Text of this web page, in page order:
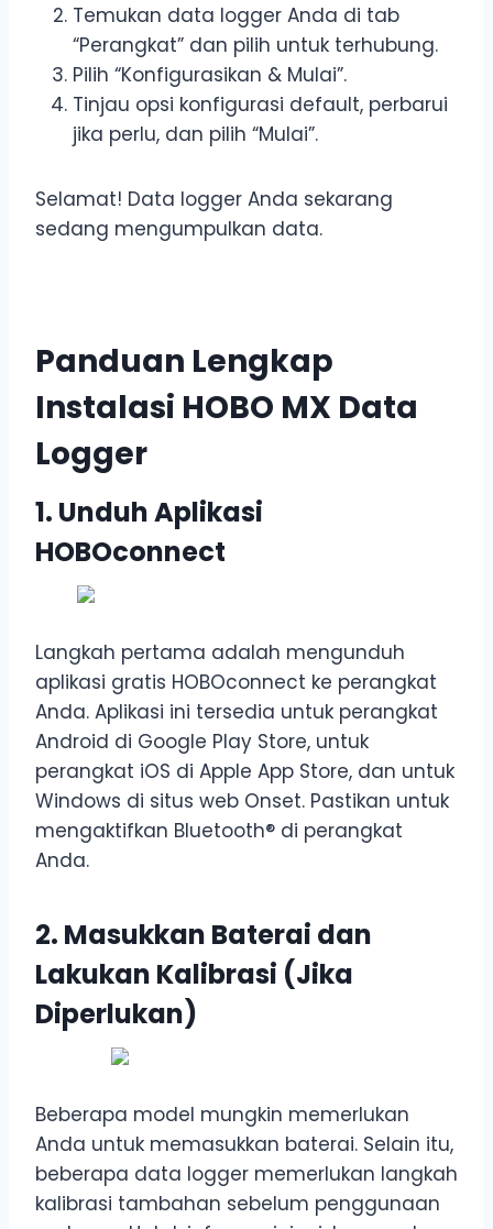
Temukan data logger Anda di tab
“Perangkat” dan pilih untuk terhubung.
Pilih “Konfigurasikan & Mulai”.
Tinjau opsi konfigurasi default, perbarui
jika perlu, dan pilih “Mulai”.
Selamat! Data logger Anda sekarang
sedang mengumpulkan data.
Panduan Lengkap
Instalasi HOBO MX Data
Logger
1. Unduh Aplikasi
HOBOconnect
Langkah pertama adalah mengunduh
aplikasi gratis HOBOconnect ke perangkat
Anda. Aplikasi ini tersedia untuk perangkat
Android di Google Play Store, untuk
perangkat iOS di Apple App Store, dan untuk
Windows di situs web Onset. Pastikan untuk
mengaktifkan Bluetooth® di perangkat
Anda.
2. Masukkan Baterai dan
Lakukan Kalibrasi (Jika
Diperlukan)
Beberapa model mungkin memerlukan
Anda untuk memasukkan baterai. Selain itu,
beberapa data logger memerlukan langkah
kalibrasi tambahan sebelum penggunaan